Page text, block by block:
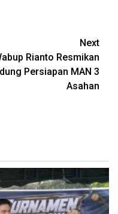
Next
Rianto Resmikan
Persiapan MAN 3
Asahan